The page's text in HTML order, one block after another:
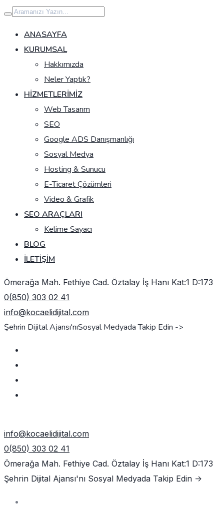
İçeriğe
geç
ANASAYFA
KURUMSAL
Hakkımızda
Neler Yaptık?
HIZMETLERIMIZ
Web Tasarım
SEO
Google ADS Danışmanlığı
Sosyal Medya
Hosting & Sunucu
E-Ticaret Çözümleri
Video & Grafik
SEO ARAÇLARI
Kelime Sayacı
BLOG
İLETIŞIM
Ömerağa Mah. Fethiye Cad. Öztalay İş Hanı Kat:1 D:173
0(850) 303 02 41
info@kocaelidijital.com
Şehrin Dijital Ajansı'nıSosyal Medyada Takip Edin ->
info@kocaelidijital.com
0(850) 303 02 41
Ömerağa Mah. Fethiye Cad. Öztalay İş Hanı Kat:1 D:173
Şehrin Dijital Ajansı'nı Sosyal Medyada Takip Edin ->